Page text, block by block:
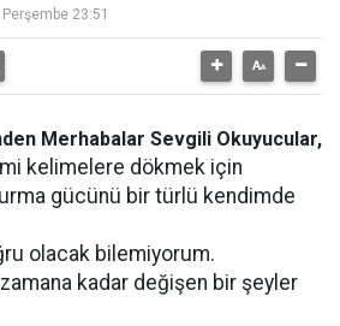
23:51
Merhabalar Sevgili Okuyucular,
kelimelere dökmek için
gücünü bir türlü kendimde
olacak bilemiyorum.
kadar değişen bir şeyler